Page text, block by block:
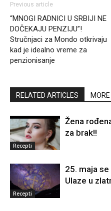
Previous article
“MNOGI RADNICI U SRBIJI NE
DOČEKAJU PENZIJU”!
Stručnjaci za Mondo otkrivaju
kad je idealno vreme za
penzionisanje
RELATED ARTICLES
Recepti
Žena
za brak!!
Recepti
25. maja
Ulaze u